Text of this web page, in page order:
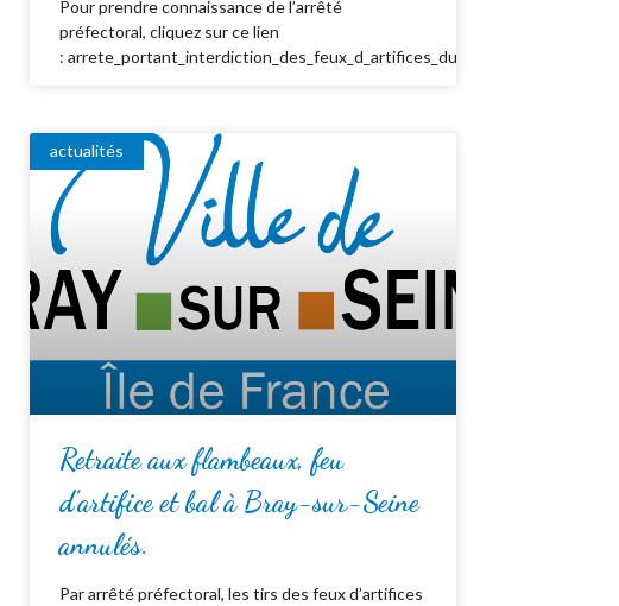
Pour prendre connaissance de l’arrêté
préfectoral, cliquez sur ce lien
: arrete_portant_interdiction_des_feux_d_artifices_du_15_au_19_juillet_2026
actualités
Retraite aux flambeaux, feu
d’artifice et bal à Bray-sur-Seine
annulés.
Par arrêté préfectoral, les tirs des feux d’artifices